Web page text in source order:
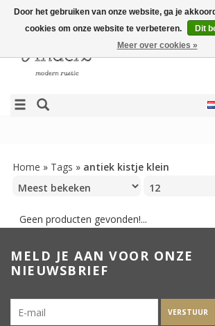
Home » Tags » antiek kistje klein
Geen producten gevonden!...
MELD JE AAN VOOR ONZE
NIEUWSBRIEF
VERSTUUR
Door het gebruiken van onze website, ga je
cookies om onze website te verbeteren.
Dit
Meer over cookies »